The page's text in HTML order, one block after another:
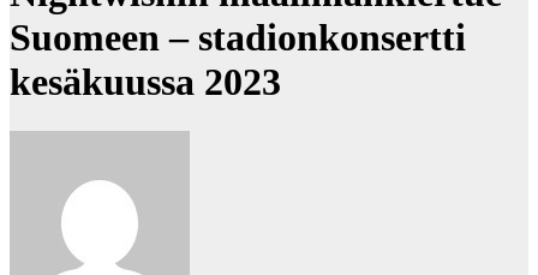
Suomeen – stadionkonsertti
kesäkuussa 2023